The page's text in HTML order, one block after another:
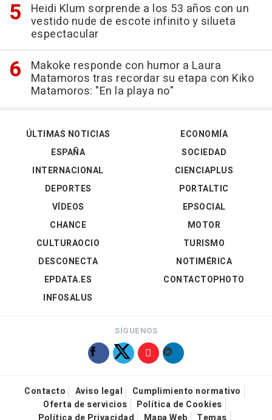
Heidi Klum sorprende a los 53 años con un
vestido nude de escote infinito y silueta
espectacular
Makoke responde con humor a Laura
Matamoros tras recordar su etapa con Kiko
Matamoros: "En la playa no"
ÚLTIMAS NOTICIAS
ESPAÑA
INTERNACIONAL
DEPORTES
VÍDEOS
ECONOMÍA
SOCIEDAD
CIENCIAPLUS
PORTALTIC
EPSOCIAL
CHANCE
CULTURAOCIO
DESCONECTA
EPDATA.ES
INFOSALUS
MOTOR
TURISMO
NOTIMÉRICA
CONTACTOPHOTO
SÍGUENOS
Contacto Aviso legal
Cumplimiento normativo
Oferta de servicios
Política de Cookies